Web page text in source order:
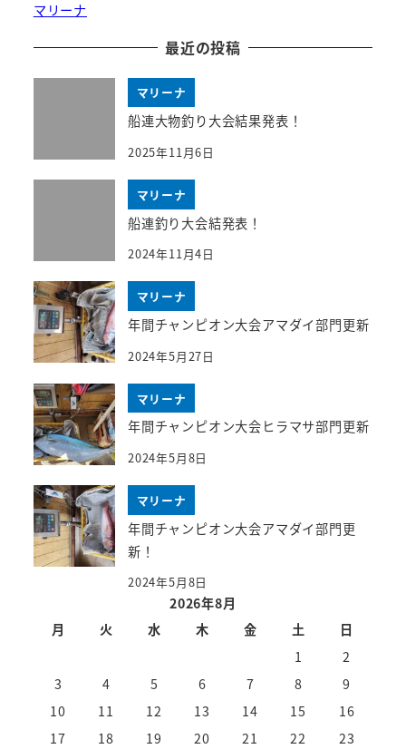
マリーナ
最近の投稿
マリーナ
船連大物釣り大会結果発表！
2025年11月6日
マリーナ
船連釣り大会結発表！
2024年11月4日
マリーナ
年間チャンピオン大会アマダイ部門更新
2024年5月27日
マリーナ
年間チャンピオン大会ヒラマサ部門更新
2024年5月8日
マリーナ
年間チャンピオン大会アマダイ部門更
新！
2024年5月8日
2026年8月
月
火 水 木 金 土
日
1
2
3
4 5 6 7 8
9
10
11 12 13 14 15
16
17
18 19 20 21 22
23